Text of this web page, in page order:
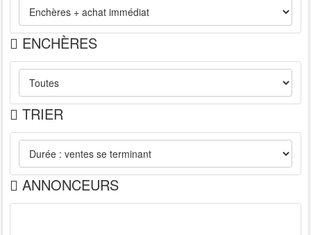
ENCHÈRES
TRIER
ANNONCEURS